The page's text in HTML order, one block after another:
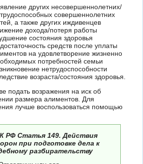
других несовершеннолетних/
совершеннолетних
а также других иждивенцев
дохода/потеря работы
состояния здоровья
средств после уплаты
на удовлетворение жизненно
потребностей семьи
нетрудоспособности
возраста/состояния здоровья.
подать возражения на иск об
размера алиментов. Для
лучше воспользоваться помощью
РФ Статья 149. Действия
при подготовке дела к
разбирательству